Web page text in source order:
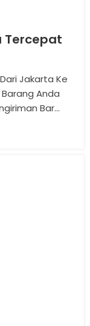
Tercepat
Jakarta Ke
Anda
Bar...